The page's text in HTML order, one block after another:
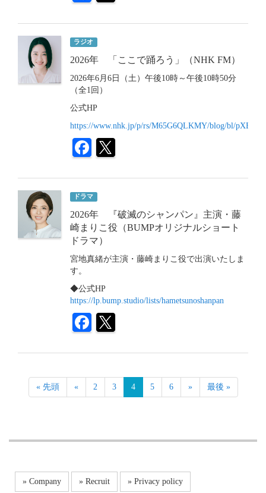
ラジオ
2026年 「ここで踊ろう」（NHK FM）
2026年6月6日（土）午後10時～午後10時50分
（全1回）
公式HP
https://www.nhk.jp/p/rs/M65G6QLKMY/blog/bl/
ドラマ
2026年 『破滅のシャンパン』主演・藤
崎まりこ役（BUMPオリジナルショート
ドラマ）
宮地真緒が主演・藤崎まりこ役で出演いたしま
す。
◆公式HP
https://lp.bump.studio/lists/hametsunoshanpan
« 先頭 « 2 3 4 5 6 » 最後 »
» Company » Recruit » Privacy policy